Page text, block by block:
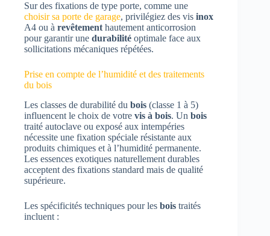
Sur des fixations de type porte, comme une
choisir sa porte de garage, privilégiez des vis inox
A4 ou à revêtement hautement anticorrosion
pour garantir une durabilité optimale face aux
sollicitations mécaniques répétées.
Prise en compte de l’humidité et des traitements
du bois
Les classes de durabilité du bois (classe 1 à 5)
influencent le choix de votre vis à bois. Un bois
traité autoclave ou exposé aux intempéries
nécessite une fixation spéciale résistante aux
produits chimiques et à l’humidité permanente.
Les essences exotiques naturellement durables
acceptent des fixations standard mais de qualité
supérieure.
Les spécificités techniques pour les bois traités
incluent :